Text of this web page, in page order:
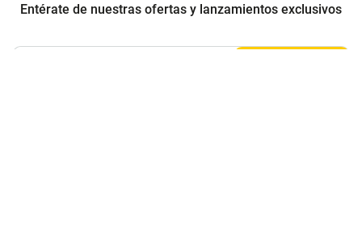
Entérate de nuestras ofertas y lanzamientos exclusivos